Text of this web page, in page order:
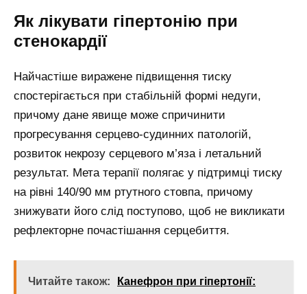
Як лікувати гіпертонію при
стенокардії
Найчастіше виражене підвищення тиску
спостерігається при стабільній формі недуги,
причому дане явище може спричинити
прогресування серцево-судинних патологій,
розвиток некрозу серцевого м’яза і летальний
результат. Мета терапії полягає у підтримці тиску
на рівні 140/90 мм ртутного стовпа, причому
знижувати його слід поступово, щоб не викликати
рефлекторне почастішання серцебиття.
Читайте також:
Канефрон при гіпертонії: